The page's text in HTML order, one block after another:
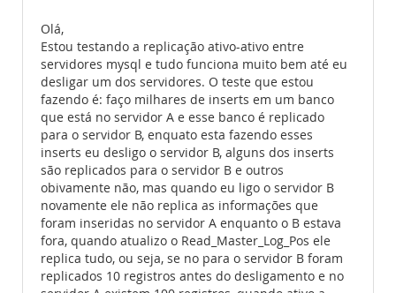
Olá,
Estou testando a replicação ativo-ativo entre
servidores mysql e tudo funciona muito bem até eu
desligar um dos servidores. O teste que estou
fazendo é: faço milhares de inserts em um banco
que está no servidor A e esse banco é replicado
para o servidor B, enquato esta fazendo esses
inserts eu desligo o servidor B, alguns dos inserts
são replicados para o servidor B e outros
obivamente não, mas quando eu ligo o servidor B
novamente ele não replica as informações que
foram inseridas no servidor A enquanto o B estava
fora, quando atualizo o Read_Master_Log_Pos ele
replica tudo, ou seja, se no para o servidor B foram
replicados 10 registros antes do desligamento e no